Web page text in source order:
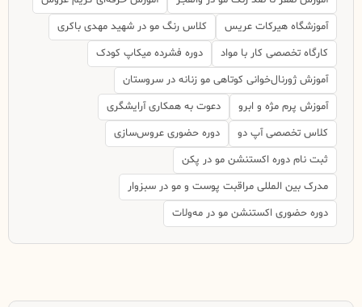
آموزشگاه هیرکات عریس
کلاس رنگ مو در شهید مهدی باکری
کارگاه تخصصی کار با مواد
دوره فشرده میکاپ کودک
آموزش ژورنال‌خوانی کوتاهی مو زنانه در سروستان
آموزش پرم مژه و ابرو
دعوت به همکاری آرایشگری
کلاس تخصصی آپ دو
دوره حضوری عروس‌سازی
ثبت نام دوره اکستنشن مو در پکن
مدرک بین المللی مراقبت پوست و مو در سبزوار
دوره حضوری اکستنشن مو در مه‌ولات